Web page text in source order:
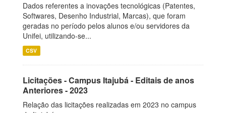
Dados referentes a inovações tecnológicas (Patentes,
Softwares, Desenho Industrial, Marcas), que foram
geradas no período pelos alunos e/ou servidores da
Unifei, utilizando-se...
CSV
Licitações - Campus Itajubá - Editais de anos
Anteriores - 2023
Relação das licitações realizadas em 2023 no campus